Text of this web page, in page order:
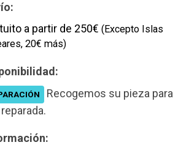
a partir de 250€ (Excepto Islas
20€ más)
Recogemos su pieza para